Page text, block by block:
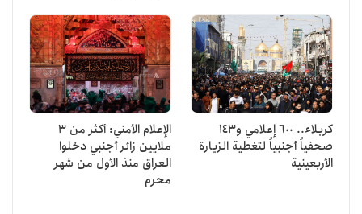
كربلاء.. 600 إعلامي و143
صحفياً أجنبياً لتغطية الزيارة
الأربعينية
الإعلام الأمني: أكثر من 3
ملايين زائر أجنبي دخلوا
العراق منذ الأول من شهر
محرم